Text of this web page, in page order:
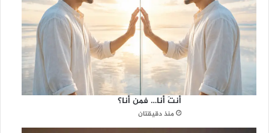
أنتَ أنا… فمن أنا؟
منذ دقيقتان